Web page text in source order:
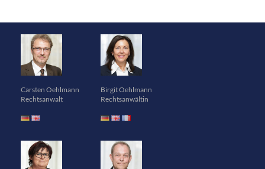
Carsten Oehlmann
Rechtsanwalt
Birgit Oehlmann
Rechtsanwältin